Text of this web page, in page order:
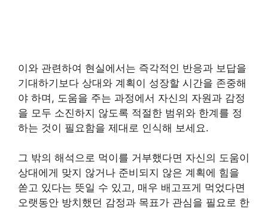
이와 관련하여 현실에서는 즉각적인 반응과 보답을
기대하기보다 상대와 계획이 성장할 시간을 존중해
야 하며, 도움을 주는 과정에서 자신의 자원과 감정
을 모두 소진하지 않도록 적절한 범위와 한계를 정
하는 것이 필요함을 제대로 인식해 보세요.
그 밖의 해석으로 먹이를 거부했다면 자신의 도움이
상대에게 맞지 않거나 준비되지 않은 계획에 힘을
쏟고 있다는 뜻일 수 있고, 매우 배고프게 먹었다면
오랫동안 방치했던 감정과 목표가 관심을 필요로 한